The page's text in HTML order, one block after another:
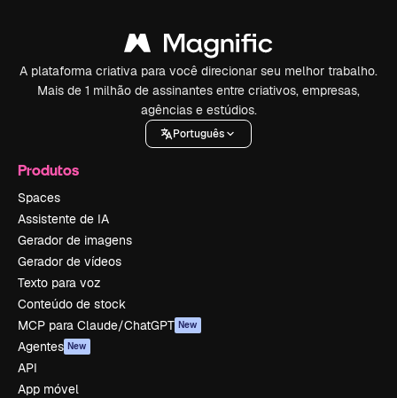
A plataforma criativa para você direcionar seu melhor trabalho.
Mais de 1 milhão de assinantes entre criativos, empresas,
agências e estúdios.
Português
Produtos
Spaces
Assistente de IA
Gerador de imagens
Gerador de vídeos
Texto para voz
Conteúdo de stock
MCP para Claude/ChatGPT New
Agentes New
API
App móvel